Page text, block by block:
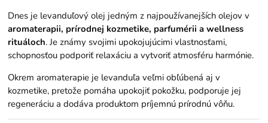
Dnes je levanduľový olej jedným z najpoužívanejších olejov v
aromaterapii, prírodnej kozmetike, parfumérii a wellness
rituáloch. Je známy svojimi upokojujúcimi vlastnosťami,
schopnosťou podporiť relaxáciu a vytvoriť atmosféru harmónie.
Okrem aromaterapie je levanduľa veľmi obľúbená aj v
kozmetike, pretože pomáha upokojiť pokožku, podporuje jej
regeneráciu a dodáva produktom príjemnú prírodnú vôňu.